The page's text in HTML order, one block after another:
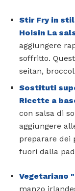
Stir Fry in
Hoisin La
aggiungere
soffritto.
seitan,
Sostituti
Ricette a
con salsa di
aggiungere
preparare dei
fuori dalla
Vegetariano
manzo